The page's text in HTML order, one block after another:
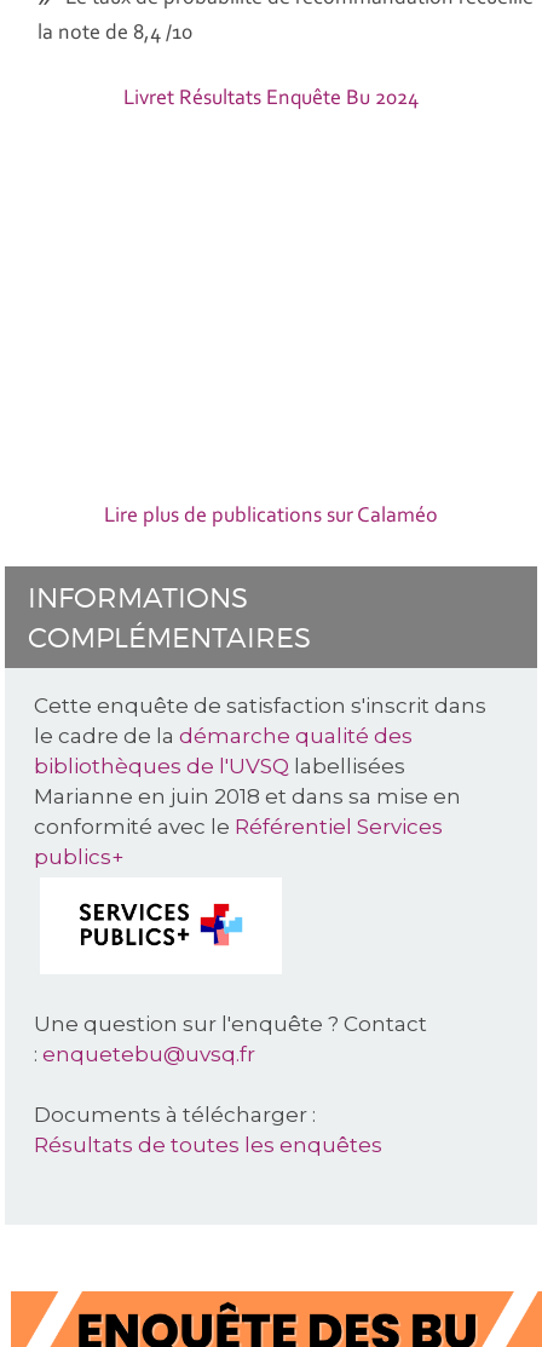
la note de 8,4 /10
Livret Résultats Enquête Bu 2024
Lire plus de publications sur Calaméo
INFORMATIONS
COMPLÉMENTAIRES
Cette enquête de satisfaction s'inscrit dans
le cadre de ladémarche qualité des
bibliothèques de l'UVSQ labellisées
Marianne en juin 2018 et dans sa mise en
conformité avec le Référentiel Services
publics+
Une question sur l'enquête ? Contact
:enquetebu@uvsq.fr
Documents à télécharger :
Résultats de toutes les enquêtes